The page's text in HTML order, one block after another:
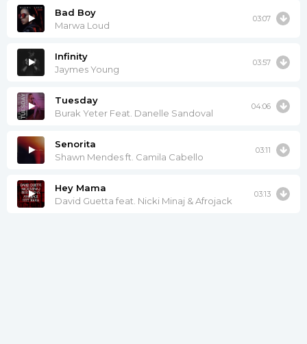
Bad Boy
Marwa Loud
03:07
Infinity
Jaymes Young
03:57
Tuesday
Burak Yeter Feat. Danelle Sandoval
04:06
Senorita
Shawn Mendes ft. Camila Cabello
03:11
Hey Mama
David Guetta feat. Nicki Minaj & Afrojack
03:13